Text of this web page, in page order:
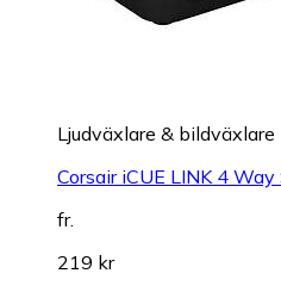
Ljudväxlare & bildväxlare
Corsair iCUE LINK 4
fr.
219 kr